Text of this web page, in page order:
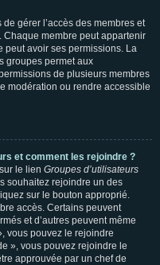
gérer l’accès des membres et
Chaque membre peut appartenir
peut avoir ses permissions. La
groupes permet aux
de plusieurs membres
modération ou rendre accessible
et comment les rejoindre ?
le lien Groupes d’utilisateurs
souhaitez rejoindre un des
sur le bouton approprié.
accès. Certains peuvent
et d’autres peuvent même
vous pouvez le rejoindre
», vous pouvez rejoindre le
approuvée par un chef de